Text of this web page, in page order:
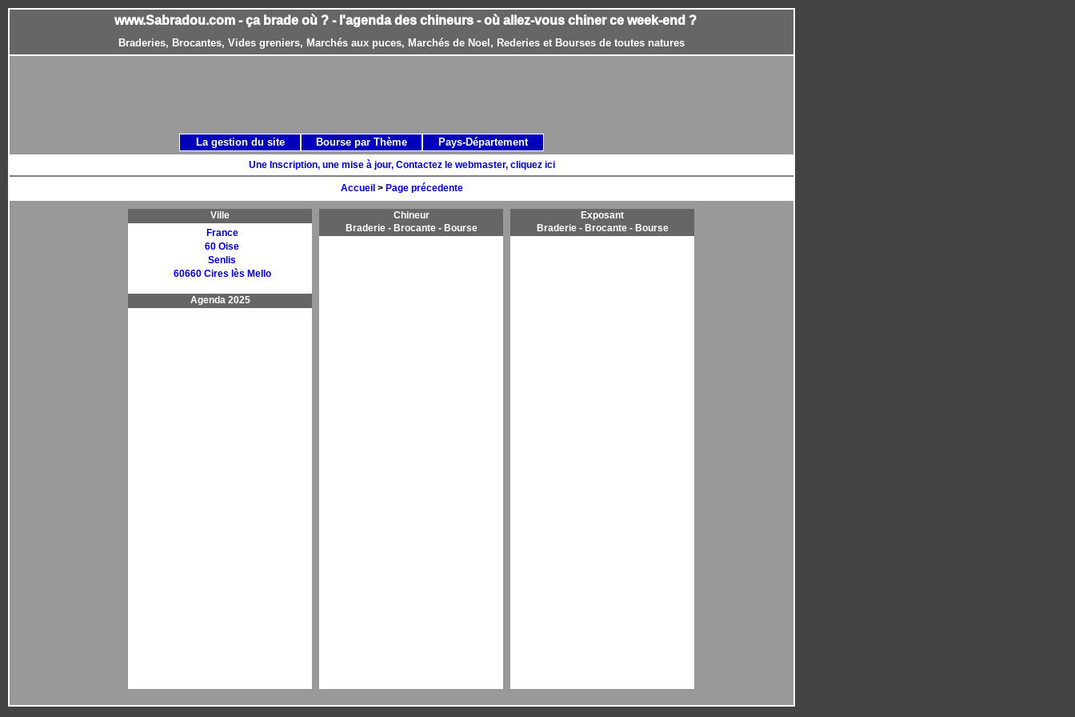
www.Sabradou.com - ça brade où ? - l'agenda des chineurs - où allez-vous chiner ce week-end ?
Braderies, Brocantes, Vides greniers, Marchés aux puces, Marchés de Noel, Rederies et Bourses de toutes natures
Une Inscription, une mise à jour, Contactez le webmaster, cliquez ici
Accueil > Page précedente
Ville
France
60 Oise
Senlis
60660 Cires lès Mello
Agenda 2025
Chineur
Braderie - Brocante - Bourse
Exposant
Braderie - Brocante - Bourse
La gestion du site Bourse par Thème Pays-Département